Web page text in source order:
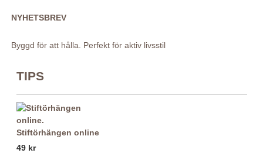
NYHETSBREV
Byggd för att hålla. Perfekt för aktiv livsstil
TIPS
Stiftörhängen online
49 kr